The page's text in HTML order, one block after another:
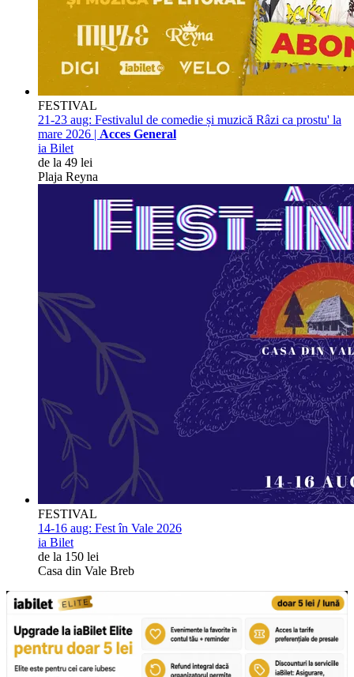
FESTIVAL
21-23 aug: Festivalul de comedie și muzică Râzi ca prostu' la
mare 2026 | Acces General
ia Bilet
de la 49 lei
Plaja Reyna
FESTIVAL
14-16 aug: Fest în Vale 2026
ia Bilet
de la 150 lei
Casa din Vale Breb